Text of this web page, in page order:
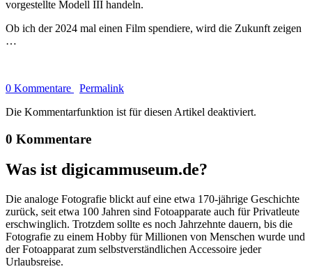
vorgestellte Modell III handeln.
Ob ich der 2024 mal einen Film spendiere, wird die Zukunft zeigen
…
0 Kommentare
Permalink
Die Kommentarfunktion ist für diesen Artikel deaktiviert.
0 Kommentare
Was ist digicammuseum.de?
Die analoge Fotografie blickt auf eine etwa 170-jährige Geschichte
zurück, seit etwa 100 Jahren sind Fotoapparate auch für Privatleute
erschwinglich. Trotzdem sollte es noch Jahrzehnte dauern, bis die
Fotografie zu einem Hobby für Millionen von Menschen wurde und
der Fotoapparat zum selbstverständlichen Accessoire jeder
Urlaubsreise.